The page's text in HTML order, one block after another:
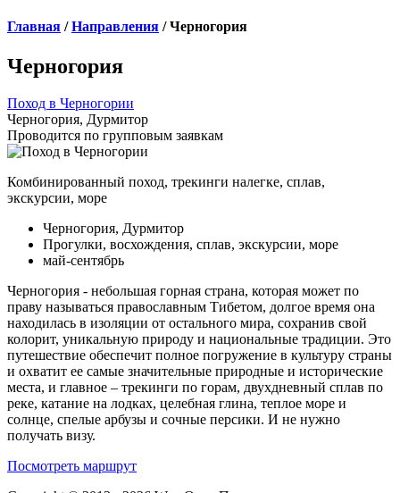
Главная /Направления / Черногория
Черногория
Поход в Черногории
Черногория, Дурмитор
Проводится по групповым заявкам
Комбинированный поход, трекинги налегке, сплав,
экскурсии, море
Черногория, Дурмитор
Прогулки, восхождения, сплав, экскурсии, море
май-сентябрь
Черногория - небольшая горная страна, которая может по
праву называться православным Тибетом, долгое время она
находилась в изоляции от остального мира, сохранив свой
колорит, уникальную природу и национальные традиции. Это
путешествие обеспечит полное погружение в культуру страны
и охватит ее самые значительные природные и исторические
места, и главное – трекинги по горам, двухдневный сплав по
реке, катание на лодках, целебная глина, теплое море и
солнце, спелые арбузы и сочные персики. И не нужно
получать визу.
Посмотреть маршрут